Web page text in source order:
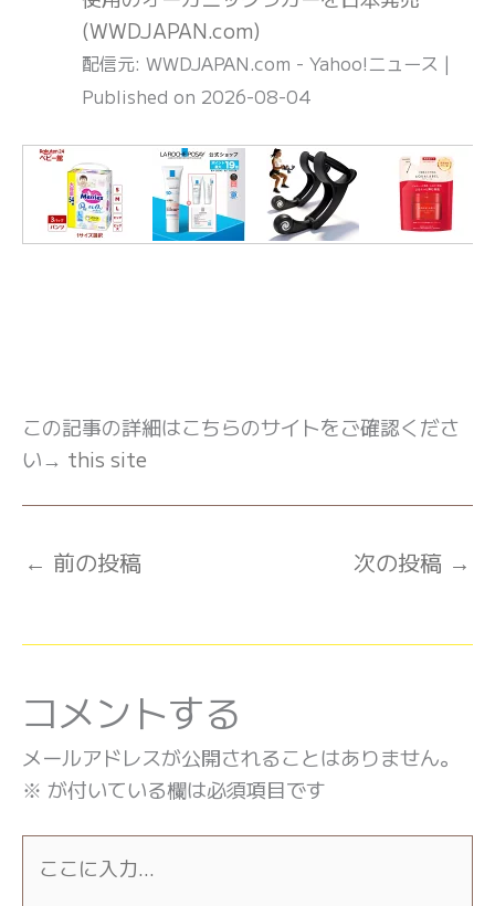
(WWDJAPAN.com)
配信元: WWDJAPAN.com - Yahoo!ニュース
Published on 2026-08-04
この記事の詳細はこちらのサイトをご確認くださ
い→ this site
← 前の投稿 次の投稿 →
コメントする
メールアドレスが公開されることはありません。
※ が付いている欄は必須項目です